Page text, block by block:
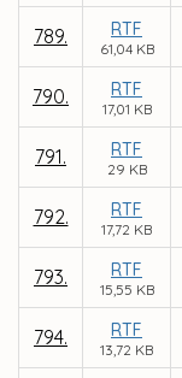
789. RTF
61,04 KB
790. RTF
17,01 KB
791. RTF
29 KB
792. RTF
17,72 KB
793. RTF
15,55 KB
794. RTF
13,72 KB